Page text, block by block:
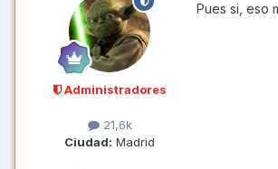
Administradores
21,6k
Ciudad: Madrid
Pues si, eso